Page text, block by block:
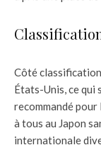
Côté
États-Unis, ce qui
recommandé pour
à tous au Japon
internationale